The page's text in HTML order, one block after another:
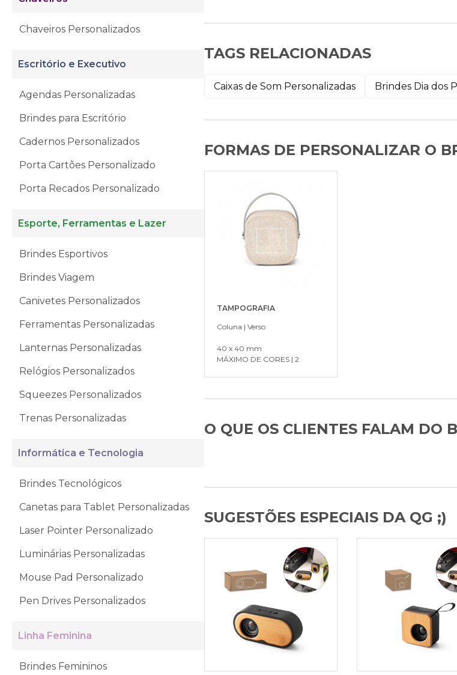
Chaveiros Personalizados
Escritório e Executivo
Agendas Personalizadas
Brindes para Escritório
Cadernos Personalizados
Porta Cartões Personalizado
Porta Recados Personalizado
Esporte, Ferramentas e Lazer
Brindes Esportivos
Brindes Viagem
Canivetes Personalizados
Ferramentas Personalizadas
Lanternas Personalizadas
Relógios Personalizados
Squeezes Personalizados
Trenas Personalizadas
Informática e Tecnologia
Brindes Tecnológicos
Canetas para Tablet Personalizadas
Laser Pointer Personalizado
Luminárias Personalizadas
Mouse Pad Personalizado
Pen Drives Personalizados
Linha Feminina
Brindes Femininos
TAGS RELACIONADAS
Caixas de Som Personalizadas Brindes Dia dos
FORMAS DE PERSONALIZAR O
TAMPOGRAFIA
Coluna | Verso
40 x 40 mm
MÁXIMO DE CORES | 2
O QUE OS CLIENTES FALAM DO
SUGESTÕES ESPECIAIS DA QG ;)